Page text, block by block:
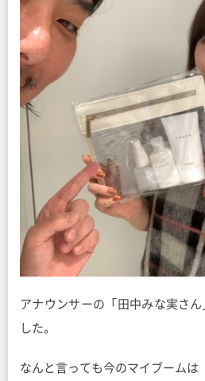
アナウンサーの「田中みな実さ
した。
なんと言っても今のマイブームは